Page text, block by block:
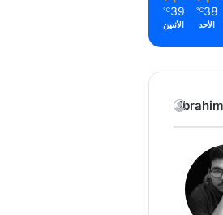
38
℃
الأحد
39
℃
الأثنين